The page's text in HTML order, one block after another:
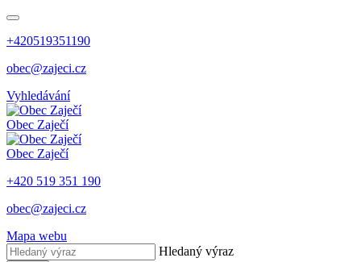
+420519351190
obec@zajeci.cz
Vyhledávání
Obec Zaječí
Obec Zaječí
+420 519 351 190
obec@zajeci.cz
Mapa webu
Hledaný výraz